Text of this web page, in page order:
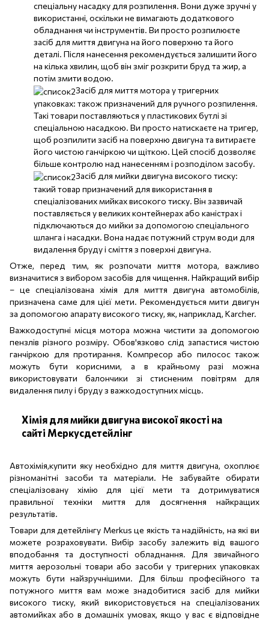
спеціальну насадку для розпилення. Вони дуже зручні у
використанні, оскільки не вимагають додаткового
обладнання чи інструментів. Ви просто розпилюєте
засіб для миття двигуна на його поверхню та його
деталі. Після нанесення рекомендується залишити його
на кілька хвилин, щоб він зміг розкрити бруд та жир, а
потім змити водою.
Засіб для миття мотора у тригерних
упаковках: також призначений для ручного розпилення.
Такі товари поставляються у пластикових бутлі зі
спеціальною насадкою. Ви просто натискаєте на тригер,
щоб розпилити засіб на поверхню двигуна та витираєте
його чистою ганчіркою чи щіткою. Цей спосіб дозволяє
більше контролю над нанесенням і розподілом засобу.
Засіб для мийки двигуна високого тиску:
такий товар призначений для використання в
спеціалізованих мийках високого тиску. Він зазвичай
поставляється у великих контейнерах або каністрах і
підключаються до мийки за допомогою спеціального
шланга і насадки. Вона надає потужний струм води для
видалення бруду і сміття з поверхні двигуна.
Отже, перед тим, як розпочати миття мотора, важливо
визначитися з вибором засобів для чищення. Найкращий вибір
– це спеціалізована хімія для миття двигуна автомобілів,
призначена саме для цієї мети. Рекомендується мити двигун
за допомогою апарату високого тиску, як, наприклад, Karcher.
Важкодоступні місця мотора можна чистити за допомогою
пензлів різного розміру. Обов'язково слід запастися чистою
ганчіркою для протирання. Компресор або пилосос також
можуть бути корисними, а в крайньому разі можна
використовувати балончики зі стисненим повітрям для
видалення пилу і бруду з важкодоступних місць.
Хімія для мийки двигуна високої якості на
сайті Меркусдетейлінг
Автохімія,купити яку необхідно для миття двигуна, охоплює
різноманітні засоби та матеріали. Не забувайте обирати
спеціалізовану хімію для цієї мети та дотримуватися
правильної техніки миття для досягнення найкращих
результатів.
Товари для детейлінгу Merkus це якість та надійність, на які ви
можете розраховувати. Вибір засобу залежить від вашого
вподобання та доступності обладнання. Для звичайного
миття аерозольні товари або засоби у тригерних упаковках
можуть бути найзручнішими. Для більш професійного та
потужного миття вам може знадобитися засіб для мийки
високого тиску, який використовується на спеціалізованих
автомийках або в домашніх умовах, якщо у вас є відповідне